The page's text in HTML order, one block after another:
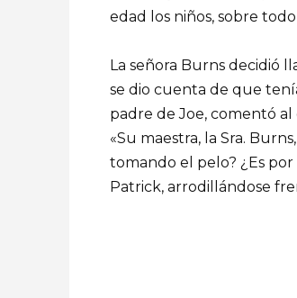
edad los niños, sobre
La señora Burns decidió
se dio cuenta de que
padre de Joe, comentó
«Su maestra, la Sra.
tomando el pelo? ¿Es
Patrick, arrodillándose